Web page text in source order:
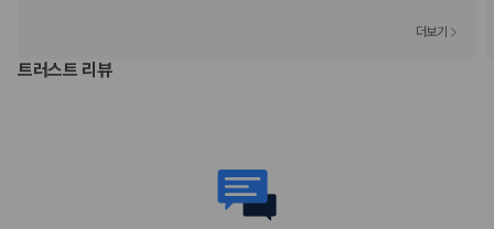
반려동물 동반 불가
※ 본 상품은 켄싱턴 리워즈 등급에 따른 추가 혜택이 제공되지 않으며, 켄싱턴
리워즈 및 이랜드 통합멤버십 포인트 적립 대상에서 제외됩니다.
※ 켄싱턴 리워즈는 켄싱턴 공식 홈페이지에서 가입 가능한 무료 멤버십입니다.
더보기
트러스트 리뷰